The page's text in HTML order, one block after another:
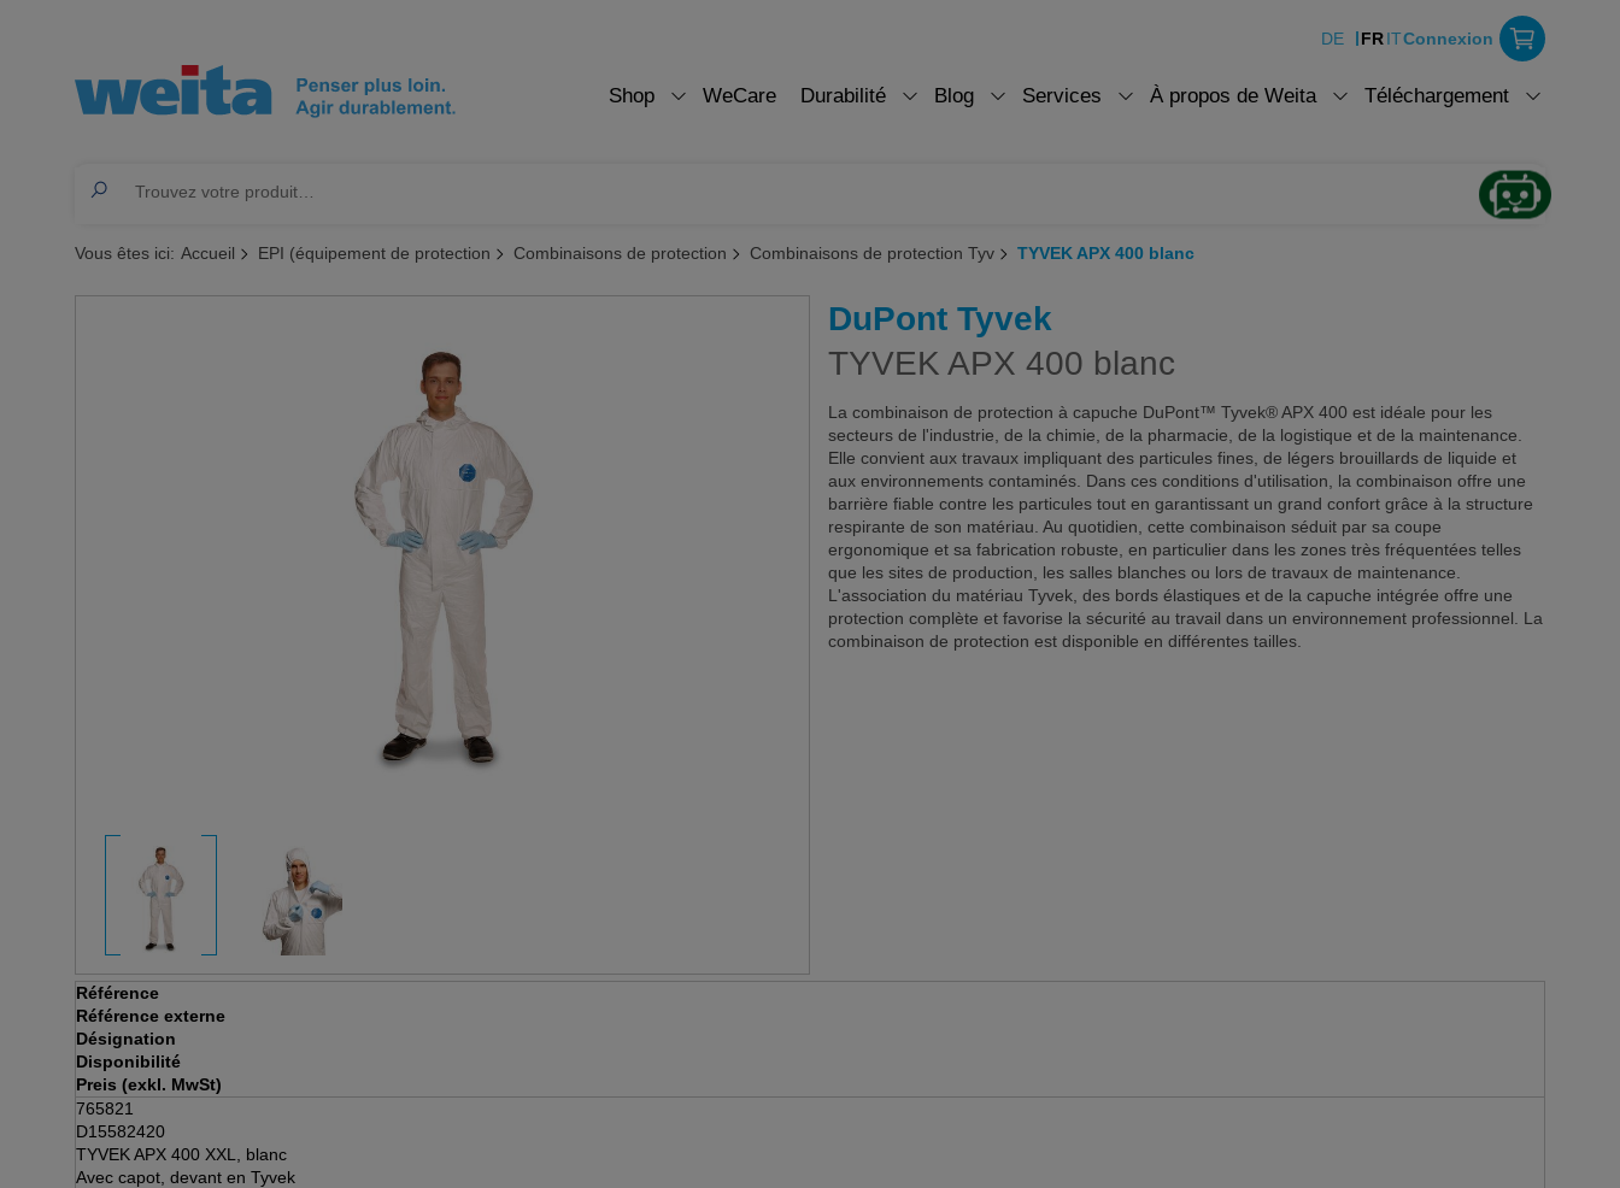
DE FRITConnexion
Shop WeCare Durabilité Blog Services À propos de Weita Téléchargement
Vous êtes ici: Accueil EPI (équipement de protection Combinaisons de protection Combinaisons de protection Tyv TYVEK APX 400 blanc
DuPont Tyvek
TYVEK APX 400 blanc
La combinaison de protection à capuche DuPont™ Tyvek® APX 400 est idéale pour les
secteurs de l'industrie, de la chimie, de la pharmacie, de la logistique et de la maintenance.
Elle convient aux travaux impliquant des particules fines, de légers brouillards de liquide et
aux environnements contaminés. Dans ces conditions d'utilisation, la combinaison offre une
barrière fiable contre les particules tout en garantissant un grand confort grâce à la structure
respirante de son matériau. Au quotidien, cette combinaison séduit par sa coupe
ergonomique et sa fabrication robuste, en particulier dans les zones très fréquentées telles
que les sites de production, les salles blanches ou lors de travaux de maintenance.
L'association du matériau Tyvek, des bords élastiques et de la capuche intégrée offre une
protection complète et favorise la sécurité au travail dans un environnement professionnel. La
combinaison de protection est disponible en différentes tailles.
Référence
Référence externe
Désignation
Disponibilité
Preis (exkl. MwSt)
765821
D15582420
TYVEK APX 400 XXL, blanc
Avec capot, devant en Tyvek